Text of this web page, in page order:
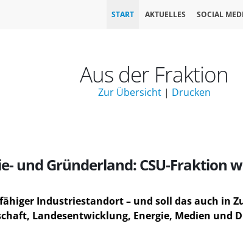
START AKTUELLES SOCIAL
Aus der Fraktion
Zur Übersicht| Drucken
und Gründerland: CSU-Fraktion
Industriestandort – und soll das auch in
Landesentwicklung, Energie, Medien und